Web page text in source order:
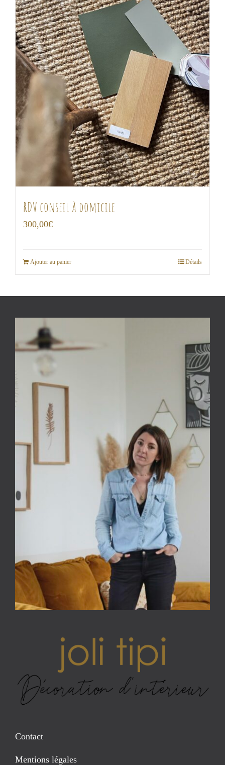
RDV conseil à domicile
300,00€
Ajouter au panier Détails
Contact
Mentions légales